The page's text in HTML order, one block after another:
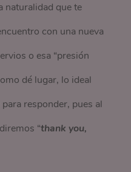
naturalidad que te
con una nueva
o esa “presión
dé lugar, lo ideal
responder, pues al
“thank you,